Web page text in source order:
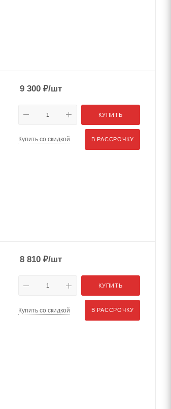
9 300 ₽/шт
КУПИТЬ
Купить со скидкой В РАССРОЧКУ
8 810 ₽/шт
КУПИТЬ
Купить со скидкой В РАССРОЧКУ